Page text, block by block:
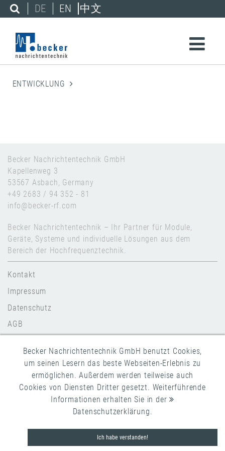
DE EN 中文
ENTWICKLUNG
Becker Nachrichtentechnik GmbH
Kapellenweg 3
53567 Asbach, Germany
+49 2683 / 94 352 - 81
info@becker-rf.com
Becker Nachrichtentechnik – Ihr Partner für Module,
Geräte, Systeme und individuelle Lösungen aus dem
Bereich der Hochfrequenztechnik.
Kontakt
Impressum
Datenschutz
AGB
Copyright 2026 Becker Nachrichtentechnik
Becker Nachrichtentechnik GmbH benutzt Cookies,
um seinen Lesern das beste Webseiten-Erlebnis zu
ermöglichen. Außerdem werden teilweise auch
Cookies von Diensten Dritter gesetzt. Weiterführende
Informationen erhalten Sie in der
Datenschutzerklärung.
Ich habe verstanden!